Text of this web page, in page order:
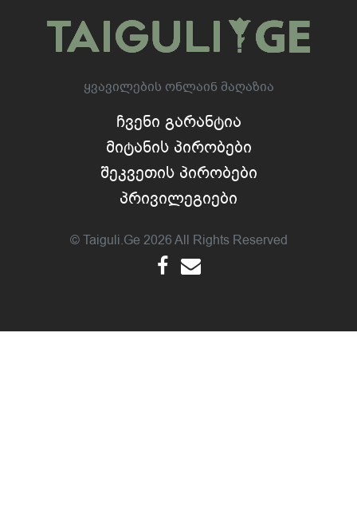
Ყვავილების Ონლაინ Მაღაზია
Ჩვენი Გარანტია
Მიტანის Პირობები
Შეკვეთის Პირობები
Პრივილეგიები
© Taiguli.ge 2026 All Rights Reserved